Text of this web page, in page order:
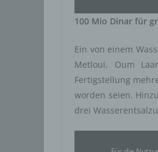
100 Mio Dinar für
Ein von einem
Metloui, Oum
Fertigstellung
worden seien.
drei